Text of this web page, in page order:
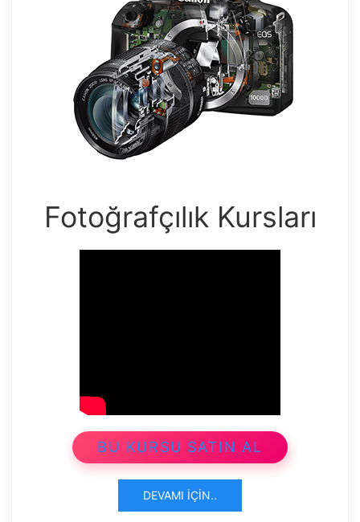
Fotoğrafçılık Kursları
BU KURSU SATIN AL
DEVAMI İÇIN..